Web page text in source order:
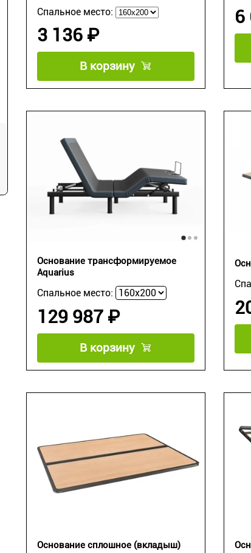
Спальное место:
3 136 ₽
В корзину
6
Основание трансформируемое
Aquarius
Спальное место:
129 987 ₽
В корзину
Основание сплошное (вкладыш)